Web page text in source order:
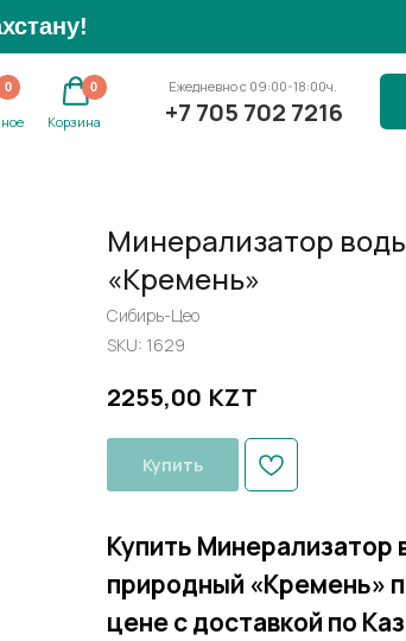
+7 705 702 7216 Написать в WhatsApp
Ежедневно с 09:00-18:00ч.
Минерализатор
«Кремень»
Сибирь-Цео
SKU: 1629
2255,00 KZT
Купить
Купить Минерализатор
природный «Кремень»
цене с доставкой по